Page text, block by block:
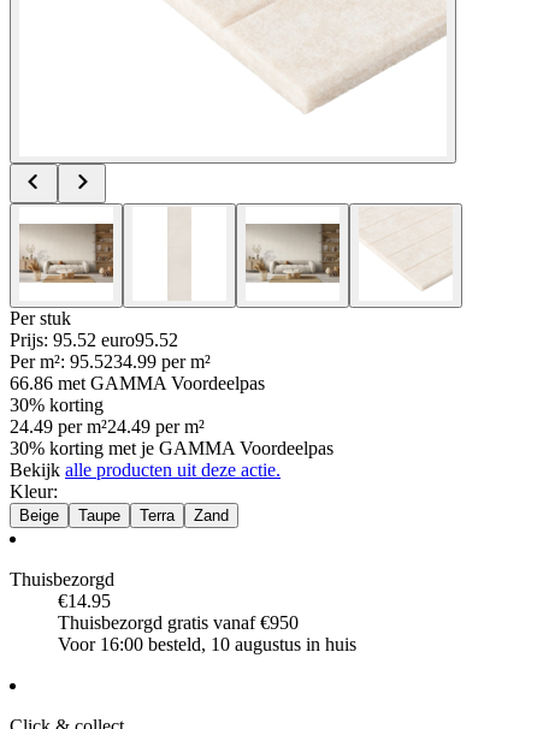
Per stuk
Prijs: 95.52 euro95.52
Per m²: 95.5234.99 per m²
66.86 met GAMMA Voordeelpas
30% korting
24.49 per m²24.49 per m²
30% korting met je GAMMA Voordeelpas
Bekijk alle producten uit deze actie.
Kleur:
Beige Taupe Terra Zand
Thuisbezorgd
€14.95
Thuisbezorgd gratis vanaf €950
Voor 16:00 besteld, 10 augustus in huis